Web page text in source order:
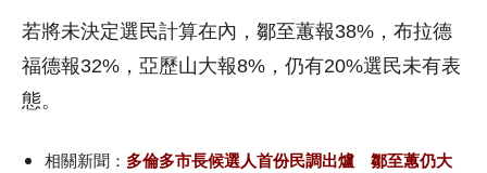
若將未決定選民計算在內，鄒至蕙報38%，布拉德
福德報32%，亞歷山大報8%，仍有20%選民未有表
態。
相關新聞： 多倫多市長候選人首份民調出爐 鄒至蕙仍大